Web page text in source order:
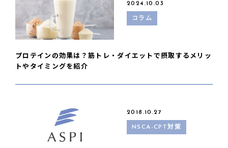
2024.10.03
コラム
プロテインの効果は？筋トレ・ダイエットで摂取するメリッ
トやタイミングを紹介
2018.10.27
NSCA-CPT対策